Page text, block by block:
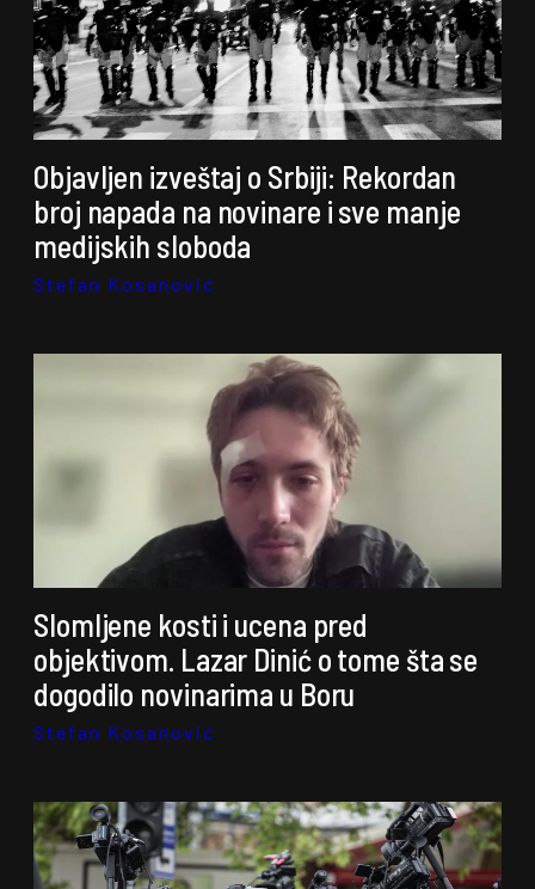
Objavljen izveštaj o Srbiji: Rekordan
broj napada na novinare i sve manje
medijskih sloboda
Stefan Kosanović
Slomljene kosti i ucena pred
objektivom. Lazar Dinić o tome šta se
dogodilo novinarima u Boru
Stefan Kosanović